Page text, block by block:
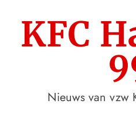
KFC
Nieuws van vzw